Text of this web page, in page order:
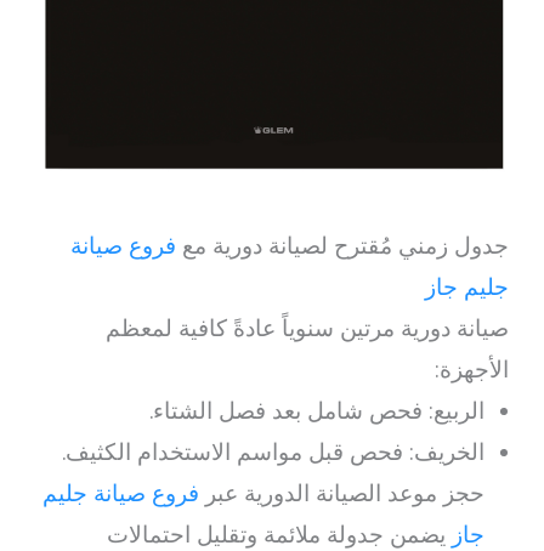
جدول زمني مُقترح لصيانة دورية مع فروع صيانة
جليم جاز
صيانة دورية مرتين سنوياً عادةً كافية لمعظم
الأجهزة:
الربيع: فحص شامل بعد فصل الشتاء.
الخريف: فحص قبل مواسم الاستخدام الكثيف.
حجز موعد الصيانة الدورية عبر فروع صيانة جليم
جاز يضمن جدولة ملائمة وتقليل احتمالات